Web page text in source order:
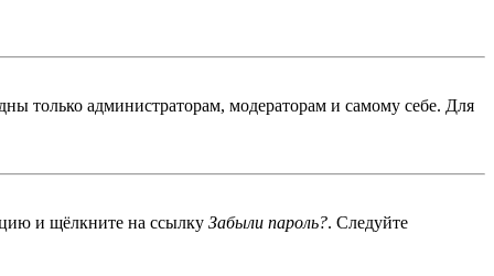
только администраторам, модераторам и самому себе. Для
и щёлкните на ссылку Забыли пароль?. Следуйте